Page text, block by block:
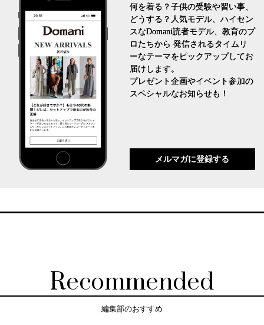
何を着る？子供の受験や習い事、
どうする？人気モデル、ハイセン
スなDomani読者モデル、教育のプ
ロたちから 発信されるタイムリ
ーなテーマをピックアップしてお
届けします。
プレゼント企画やイベント参加の
スペシャルなお知らせも！
メルマガに登録する
Recommended
編集部のおすすめ